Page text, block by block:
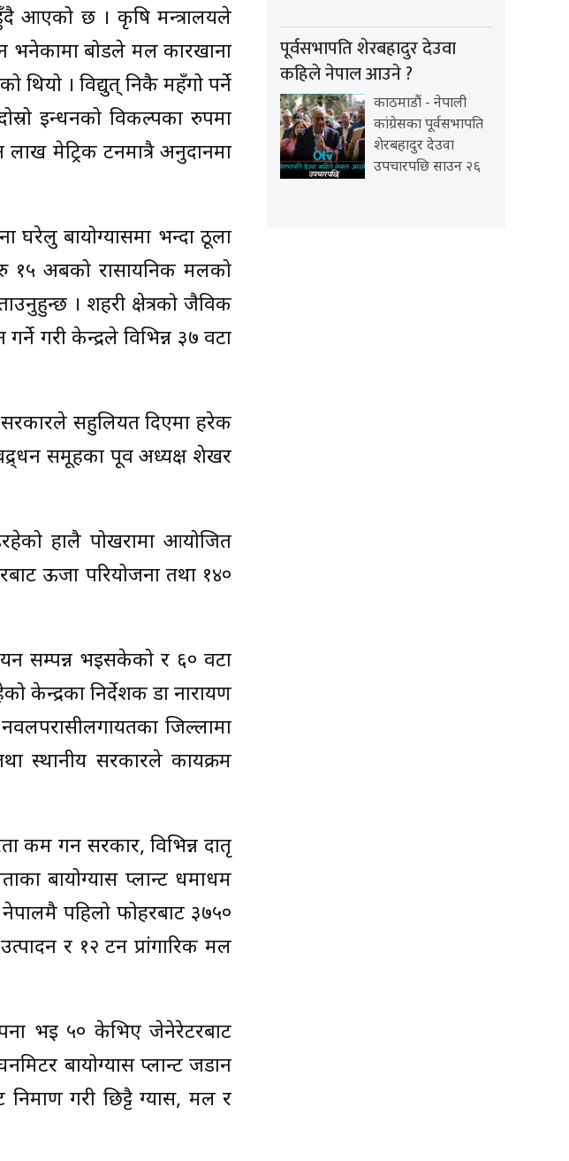
आएको छ । कृषि मन्त्रालयले
भनेकामा बोर्डले मल कारखाना
। विद्युत् निकै महँगो पर्ने
इन्धनको विकल्पका रुपमा
मेट्रिक टनमात्रै अनुदानमा
घरेलु बायोग्यासमा भन्दा ठूला
१५ अर्बको रासायनिक मलको
। शहरी क्षेत्रको जैविक
गरी केन्द्रले विभिन्न ३७ वटा
सहुलियत दिएमा हरेक
समूहका पूर्व अध्यक्ष शेखर
हालै पोखरामा आयोजित
ऊर्जा परियोजना तथा १४०
सम्पन्न भइसकेको र ६० वटा
केन्द्रका निर्देशक डा नारायण
जिल्लामा
स्थानीय सरकारले कार्यक्रम
कम गर्न सरकार, विभिन्न दातृ
बायोग्यास प्लान्ट धमाधम
पहिलो फोहरबाट ३७५०
र १२ टन प्रांगारिक मल
भई ५० केभिए जेनेरेटरबाट
बायोग्यास प्लान्ट जडान
गरी छिट्टै ग्यास, मल र
पूर्वसभापति शेरबहादुर देउवा
कहिले नेपाल आउने ?
काठमाडौं - नेपाली
कांग्रेसका पूर्वसभापति
शेरबहादुर देउवा
उपचारपछि साउन २६